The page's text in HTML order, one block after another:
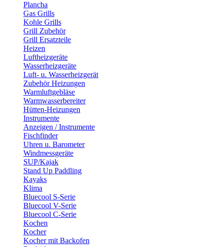
Plancha
Gas Grills
Kohle Grills
Grill Zubehör
Grill Ersatzteile
Heizen
Luftheizgeräte
Wasserheizgeräte
Luft- u. Wasserheizgerät
Zubehör Heizungen
Warmluftgebläse
Warmwasserbereiter
Hütten-Heizungen
Instrumente
Anzeigen / Instrumente
Fischfinder
Uhren u. Barometer
Windmessgeräte
SUP/Kajak
Stand Up Paddling
Kayaks
Klima
Bluecool S-Serie
Bluecool V-Serie
Bluecool C-Serie
Kochen
Kocher
Kocher mit Backofen